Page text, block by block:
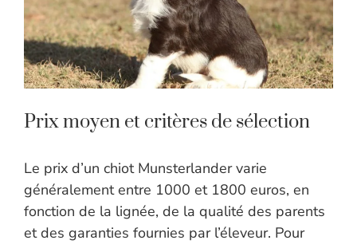
Prix moyen et critères de sélection
Le prix d’un chiot Munsterlander varie
généralement entre 1000 et 1800 euros, en
fonction de la lignée, de la qualité des parents
et des garanties fournies par l’éleveur. Pour